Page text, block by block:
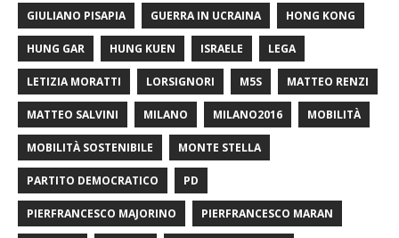
GIULIANO PISAPIA GUERRA IN UCRAINA HONG KONG
HUNG GAR HUNG KUEN ISRAELE LEGA
LETIZIA MORATTI LORSIGNORI M5S MATTEO RENZI
MATTEO SALVINI MILANO MILANO2016 MOBILITÀ
MOBILITÀ SOSTENIBILE MONTE STELLA
PARTITO DEMOCRATICO PD
PIERFRANCESCO MAJORINO PIERFRANCESCO MARAN